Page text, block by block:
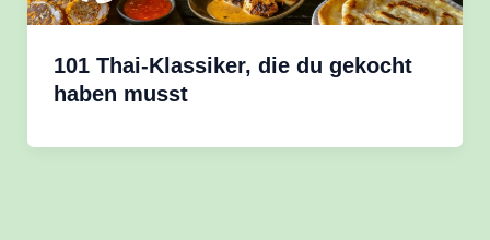
101 Thai-Klassiker, die du gekocht
haben musst